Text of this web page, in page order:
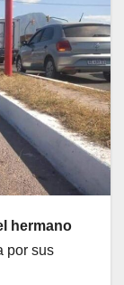
hermano
por sus